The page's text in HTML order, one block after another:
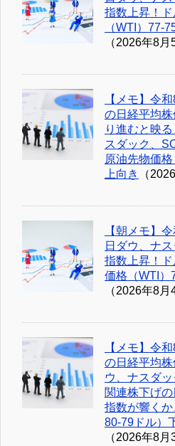
指数上昇！
（WTI）77-
（2026年8月
【メモ】令
の日経平均
り進むと映
スダック、
原油先物価格
上向き
（
【朝メモ】
日ダウ、ナ
指数上昇！
価格（WTI）
（2026年8月
【メモ】令
の日経平均
ウ、ナスダ
関連株下げ
指数が響くか
80-79ドル）
（2026年8月